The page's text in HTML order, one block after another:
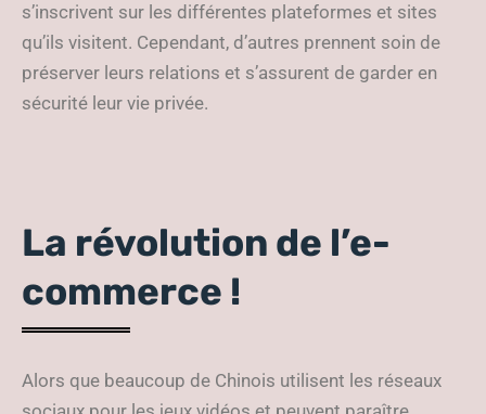
s’inscrivent sur les différentes plateformes et sites
qu’ils visitent. Cependant, d’autres prennent soin de
préserver leurs relations et s’assurent de garder en
sécurité leur vie privée.
La révolution de l’e-
commerce !
Alors que beaucoup de Chinois utilisent les réseaux